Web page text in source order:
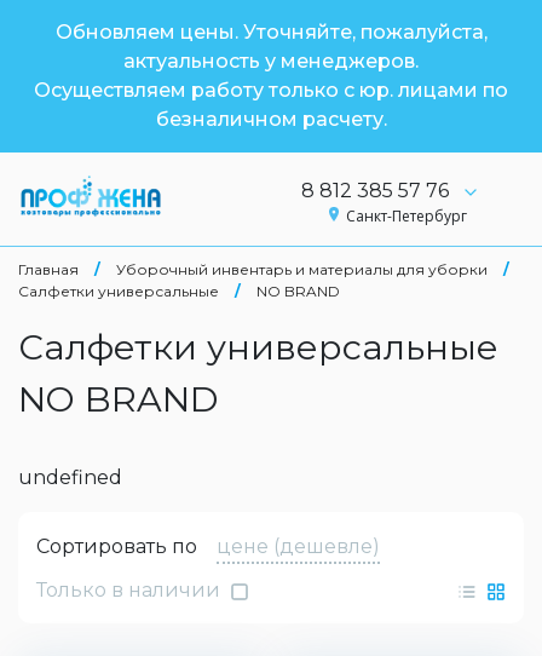
Обновляем цены. Уточняйте, пожалуйста,
актуальность у менеджеров.
Осуществляем работу только с юр. лицами по
безналичном расчету.
8 812 385 57 76
Санкт-Петербург
Главная / Уборочный инвентарь и материалы для уборки
/
Салфетки универсальные
/ NO BRAND
Салфетки универсальные
NO BRAND
undefined
Сортировать по
цене (дешевле)
Только в наличии